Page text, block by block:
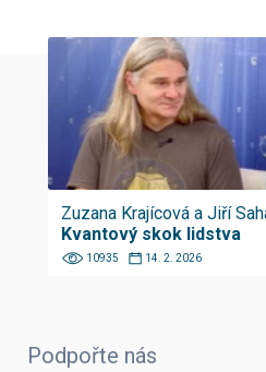
Zuzana Krajícová a Jiří
Kvantový skok lidstva
10935 14. 2. 2026
Podpořte nás